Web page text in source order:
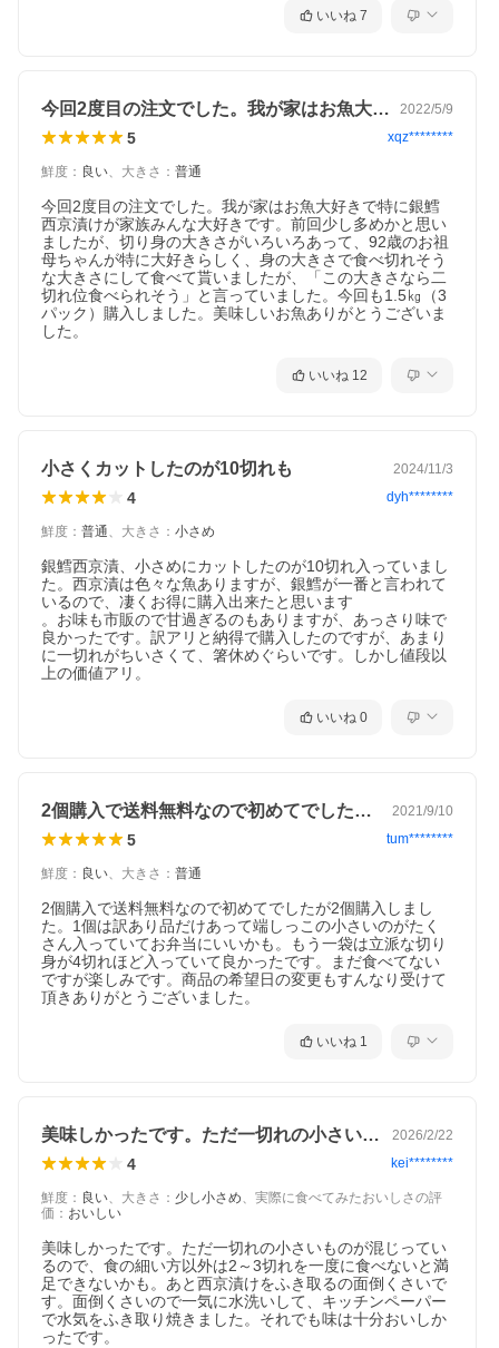
いいね 7
今回2度目の注文でした。我が家はお魚大… 2022/5/9
5 xqz********
鮮度 ： 良い、 大きさ ： 普通
今回2度目の注文でした。我が家はお魚大好きで特に銀鱈
西京漬けが家族みんな大好きです。前回少し多めかと思い
ましたが、切り身の大きさがいろいろあって、92歳のお祖
母ちゃんが特に大好きらしく、身の大きさで食べ切れそう
な大きさにして食べて貰いましたが、「この大きさなら二
切れ位食べられそう」と言っていました。今回も1.5㎏（3
パック）購入しました。美味しいお魚ありがとうございま
した。
いいね 12
小さくカットしたのが10切れも 2024/11/3
4 dyh********
鮮度 ： 普通、 大きさ ： 小さめ
銀鱈西京漬、小さめにカットしたのが10切れ入っていまし
た。西京漬は色々な魚ありますが、銀鱈が一番と言われて
いるので、凄くお得に購入出来たと思います
。お味も市販ので甘過ぎるのもありますが、あっさり味で
良かったです。訳アリと納得で購入したのですが、あまり
に一切れがちいさくて、箸休めぐらいです。しかし値段以
上の価値アリ。
いいね 0
2個購入で送料無料なので初めてでしたが… 2021/9/10
5 tum********
鮮度 ： 良い、 大きさ ： 普通
2個購入で送料無料なので初めてでしたが2個購入しまし
た。1個は訳あり品だけあって端しっこの小さいのがたく
さん入っていてお弁当にいいかも。もう一袋は立派な切り
身が4切れほど入っていて良かったです。まだ食べてない
ですが楽しみです。商品の希望日の変更もすんなり受けて
頂きありがとうございました。
いいね 1
美味しかったです。ただ一切れの小さいも… 2026/2/22
4 kei********
鮮度 ： 良い、 大きさ ： 少し小さめ、 実際に食べてみたおいしさの評
価 ： おいしい
美味しかったです。ただ一切れの小さいものが混じってい
るので、食の細い方以外は2～3切れを一度に食べないと満
足できないかも。あと西京漬けをふき取るの面倒くさいで
す。面倒くさいので一気に水洗いして、キッチンペーパー
で水気をふき取り焼きました。それでも味は十分おいしか
ったです。